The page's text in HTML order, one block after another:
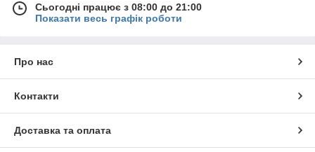
Сьогодні працює з 08:00 до 21:00
Показати весь графік роботи
Про нас
Контакти
Доставка та оплата